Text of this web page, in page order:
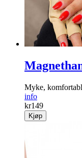
Myke,
info
kr149
Kjøp